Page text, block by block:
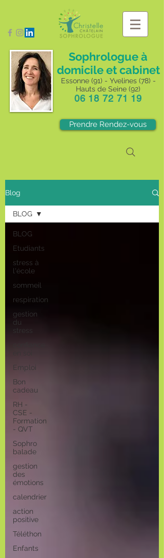
Sophrologue à
domicile et cabinet
Essonne (91) - Yvelines (78) -
Hauts de Seine (92)
06 18 72 71 19
Prendre Rendez-vous
Blog
BLOG
Etudiants
stress à
l'école
sommeil
respiration
gestion
du
stress
Emploi
Bon
cadeau
RH -
CSE -
Formation
- QVT
Sophro
balade
gestion
des
émotions
calendrier
action
positive
Téléthon
Enfants
BLOG